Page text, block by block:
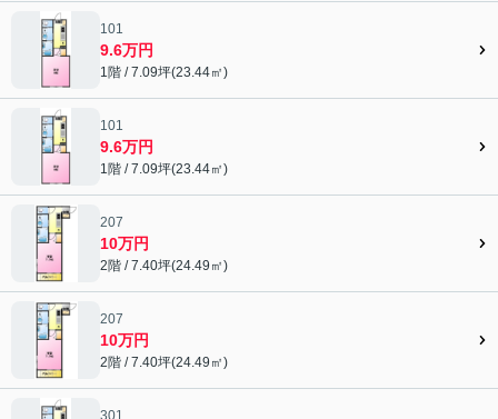
101
9.6万円
1階 / 7.09坪(23.44㎡)
101
9.6万円
1階 / 7.09坪(23.44㎡)
207
10万円
2階 / 7.40坪(24.49㎡)
207
10万円
2階 / 7.40坪(24.49㎡)
301